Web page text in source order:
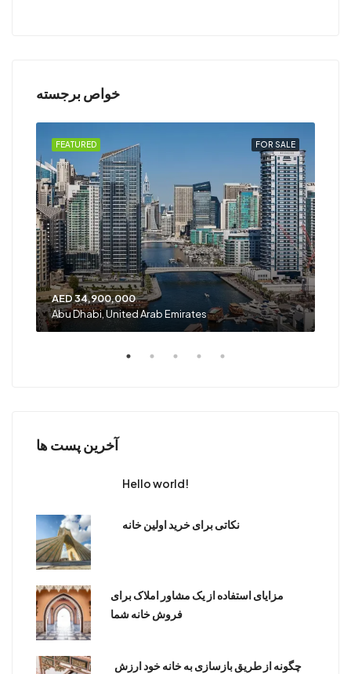
خواص برجسته
FOR SALE
FEATURED
AED 34,900,000
Abu Dhabi, United Arab Emirates
آخرین پست ها
Hello world!
نکاتی برای خرید اولین خانه
مزایای استفاده از یک مشاور املاک برای
فروش خانه شما
چگونه از طریق بازسازی به خانه خود ارزش